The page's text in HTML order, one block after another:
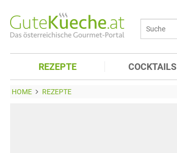
REZEPTE COCKTAILS
HOME REZEPTE